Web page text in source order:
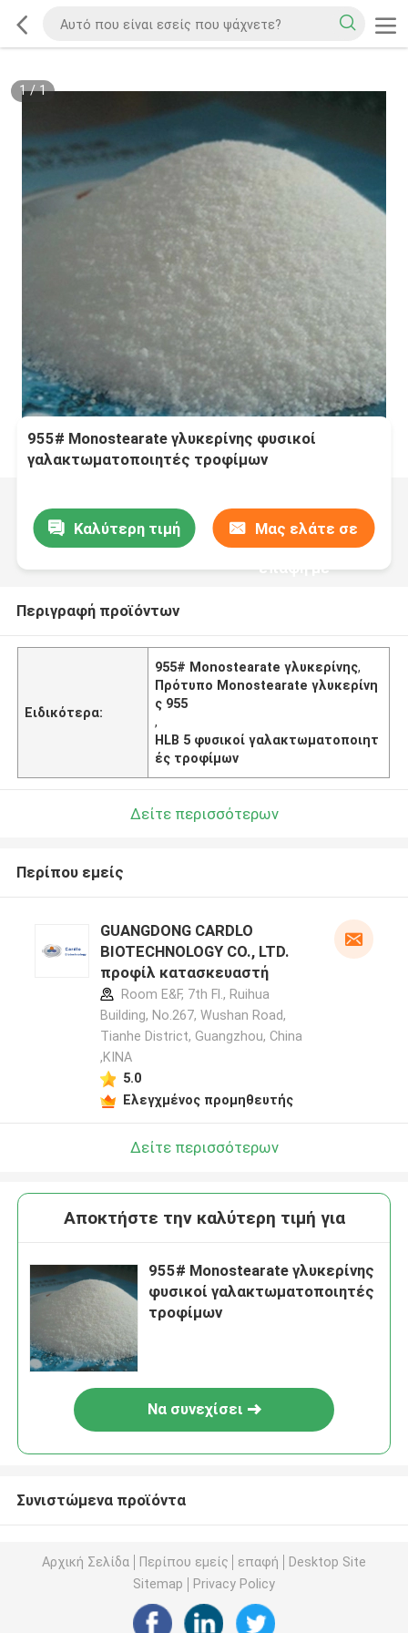
1/1
955# Monostearate γλυκερίνης φυσικοί
γαλακτωματοποιητές τροφίμων
Καλύτερη τιμή Μας ελάτε σε
επαφή με
Περιγραφή προϊόντων
Ειδικότερα:
955# Monostearate γλυκερίνης,
Πρότυπο Monostearate γλυκερίνη
ς 955
,
HLB 5 φυσικοί γαλακτωματοποιητ
ές τροφίμων
Δείτε περισσότερων
Περίπου εμείς
GUANGDONG CARDLO
BIOTECHNOLOGY CO., LTD.
προφίλ κατασκευαστή
Room E&F, 7th Fl., Ruihua
Building, No.267, Wushan Road,
Tianhe District, Guangzhou, China
,ΚΙΝΑ
5.0
Ελεγχμένος προμηθευτής
Δείτε περισσότερων
Αποκτήστε την καλύτερη τιμή για
955# Monostearate γλυκερίνης
φυσικοί γαλακτωματοποιητές
τροφίμων
Να συνεχίσει
Συνιστώμενα προϊόντα
Αρχική Σελίδα Περίπου εμείς επαφή
Desktop Site
Sitemap
Privacy Policy